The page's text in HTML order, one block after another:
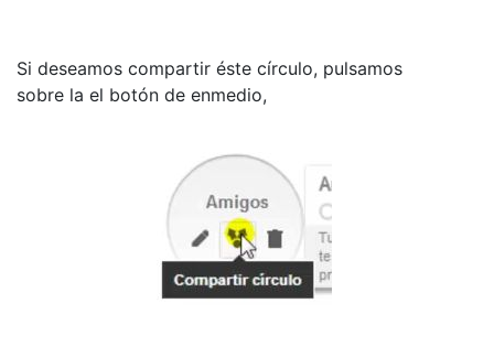
Si deseamos compartir éste círculo, pulsamos
sobre la el botón de enmedio,